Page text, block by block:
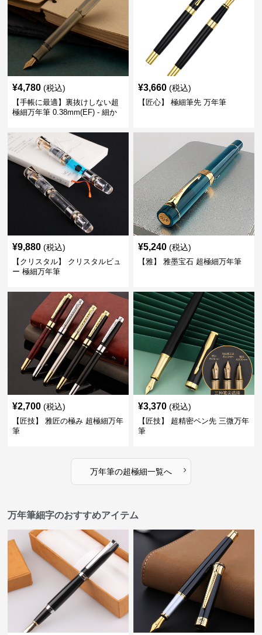
¥4,780 (税込)
【手帳に最適】裏抜けしない超
極細万年筆 0.38mm(EF) - 細か
¥3,660 (税込)
【匠心】 極細筆先 万年筆
¥9,880 (税込)
【クリスタル】 クリスタルビュ
ー 極細万年筆
¥5,240 (税込)
【雅】 雅墨宝石 超極細万年筆
¥2,700 (税込)
【匠技】 雅匠の極み 超極細万年
筆
¥3,370 (税込)
【匠技】 超精密ペン先 三微万年
筆
万年筆の超極細一覧へ ›
万年筆細字のおすすめアイテム